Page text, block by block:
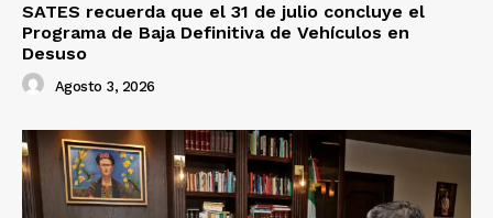
SATES recuerda que el 31 de julio concluye el
Programa de Baja Definitiva de Vehículos en
Desuso
Agosto 3, 2026